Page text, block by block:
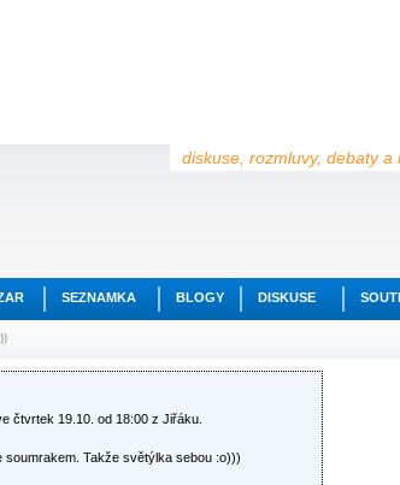
diskuse, rozmluvy, debaty a
SEZNAMKA BLOGY DISKUSE
čtvrtek 19.10. od 18:00 z Jiřáku.
Takže světýlka sebou :o)))